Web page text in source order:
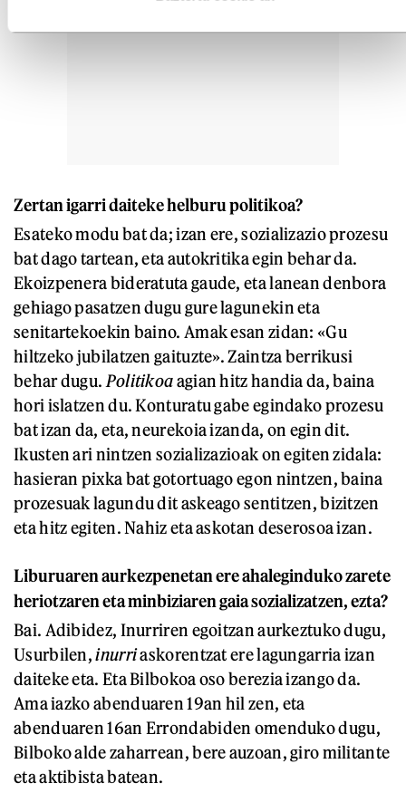
Zertan igarri daiteke helburu politikoa?
Esateko modu bat da; izan ere, sozializazio prozesu
bat dago tartean, eta autokritika egin behar da.
Ekoizpenera bideratuta gaude, eta lanean denbora
gehiago pasatzen dugu gure lagunekin eta
senitartekoekin baino. Amak esan zidan: «Gu
hiltzeko jubilatzen gaituzte». Zaintza berrikusi
behar dugu. Politikoaagian hitz handia da, baina
hori islatzen du. Konturatu gabe egindako prozesu
bat izan da, eta, neurekoia izanda, on egin dit.
Ikusten ari nintzen sozializazioak on egiten zidala:
hasieran pixka bat gotortuago egon nintzen, baina
prozesuak lagundu dit askeago sentitzen, bizitzen
eta hitz egiten. Nahiz eta askotan deserosoa izan.
Liburuaren aurkezpenetan ere ahaleginduko zarete
heriotzaren eta minbiziaren gaia sozializatzen, ezta?
Bai. Adibidez, Inurriren egoitzan aurkeztuko dugu,
Usurbilen,inurriaskorentzat ere lagungarria izan
daiteke eta. Eta Bilbokoa oso berezia izango da.
Ama iazko abenduaren 19an hil zen, eta
abenduaren 16an Errondabiden omenduko dugu,
Bilboko alde zaharrean, bere auzoan, giro militante
eta aktibista batean.